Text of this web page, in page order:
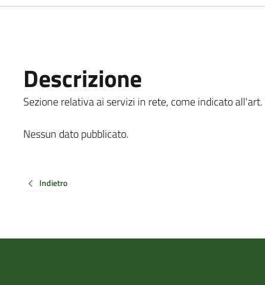
Descrizione
Sezione relativa ai servizi in rete, come indicato
Nessun dato pubblicato.
Indietro